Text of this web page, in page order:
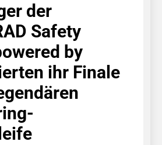
der
Safety
by
ihr Finale